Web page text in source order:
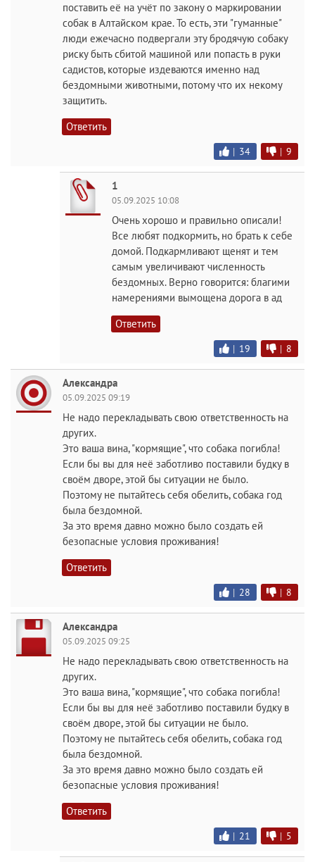
поставить её на учёт по закону о маркировании
собак в Алтайском крае. То есть, эти "гуманные"
люди ежечасно подвергали эту бродячую собаку
риску быть сбитой машиной или попасть в руки
садистов, которые издеваются именно над
бездомными животными, потому что их некому
защитить.
Ответить
| 34 | 9
1
05.09.2025 10:08
Очень хорошо и правильно описали!
Все любят подкормить, но брать к себе
домой. Подкармливают щенят и тем
самым увеличивают численность
бездомных. Верно говорится: благими
намерениями вымощена дорога в ад
Ответить
| 19 | 8
Александра
05.09.2025 09:19
Не надо перекладывать свою ответственность на
других.
Это ваша вина, "кормящие", что собака погибла!
Если бы вы для неё заботливо поставили будку в
своём дворе, этой бы ситуации не было.
Поэтому не пытайтесь себя обелить, собака год
была бездомной.
За это время давно можно было создать ей
безопасные условия проживания!
Ответить
| 28 | 8
Александра
05.09.2025 09:25
Не надо перекладывать свою ответственность на
других.
Это ваша вина, "кормящие", что собака погибла!
Если бы вы для неё заботливо поставили будку в
своём дворе, этой бы ситуации не было.
Поэтому не пытайтесь себя обелить, собака год
была бездомной.
За это время давно можно было создать ей
безопасные условия проживания!
Ответить
| 21 | 5